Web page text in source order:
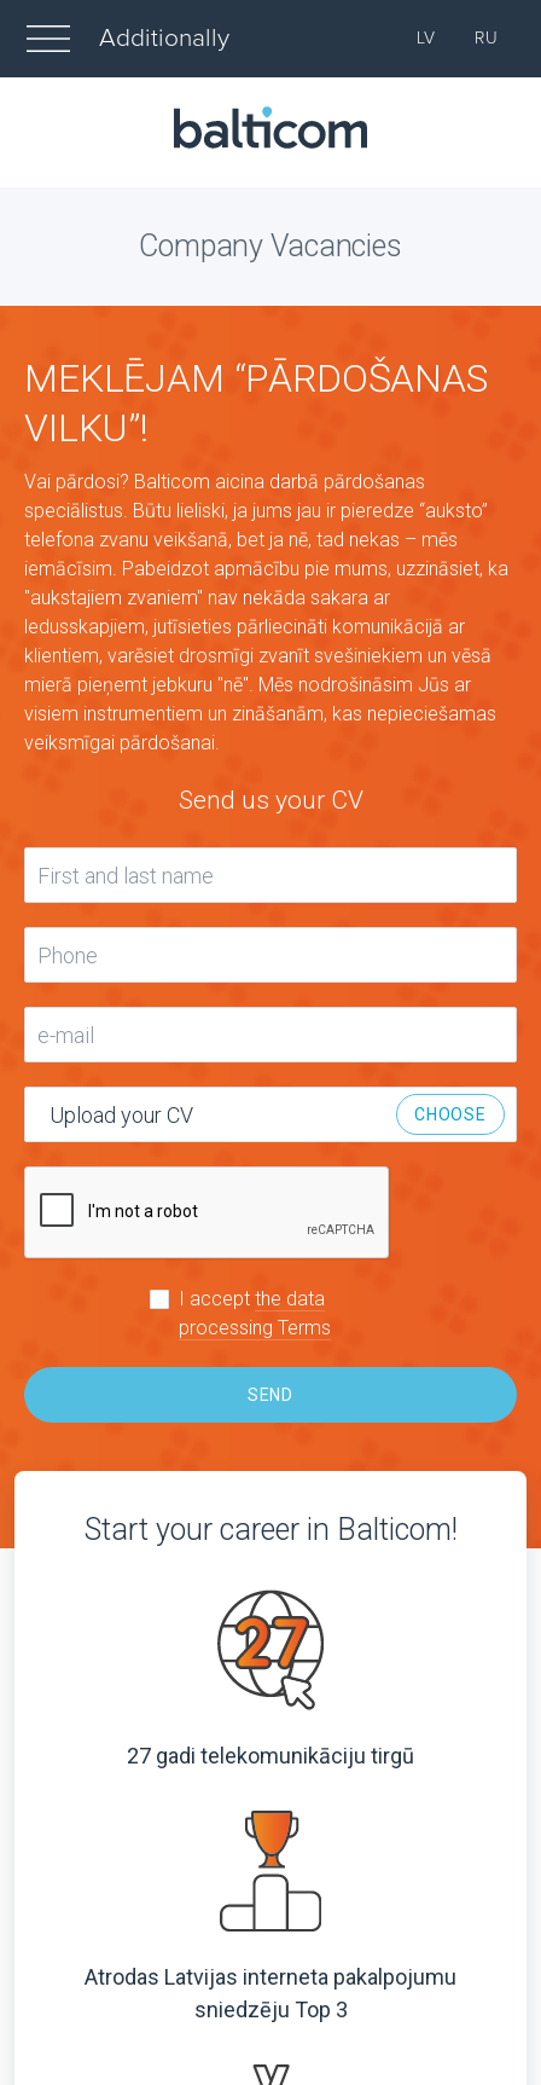
Additionally LV RU
Company Vacancies
MEKLĒJAM “PĀRDOŠANAS
VILKU”!
Vai pārdosi? Balticom aicina darbā pārdošanas
speciālistus. Būtu lieliski, ja jums jau ir pieredze “auksto”
telefona zvanu veikšanā, bet ja nē, tad nekas – mēs
iemācīsim. Pabeidzot apmācību pie mums, uzzināsiet, ka
"aukstajiem zvaniem" nav nekāda sakara ar
ledusskapjiem, jutīsieties pārliecināti komunikācijā ar
klientiem, varēsiet drosmīgi zvanīt svešiniekiem un vēsā
mierā pieņemt jebkuru "nē". Mēs nodrošināsim Jūs ar
visiem instrumentiem un zināšanām, kas nepieciešamas
veiksmīgai pārdošanai.
Send us your CV
CHOOSE
Upload your CV
I accept the data
processing Terms
SEND
Start your career in Balticom!
27 gadi telekomunikāciju tirgū
Atrodas Latvijas interneta pakalpojumu
sniedzēju Top 3